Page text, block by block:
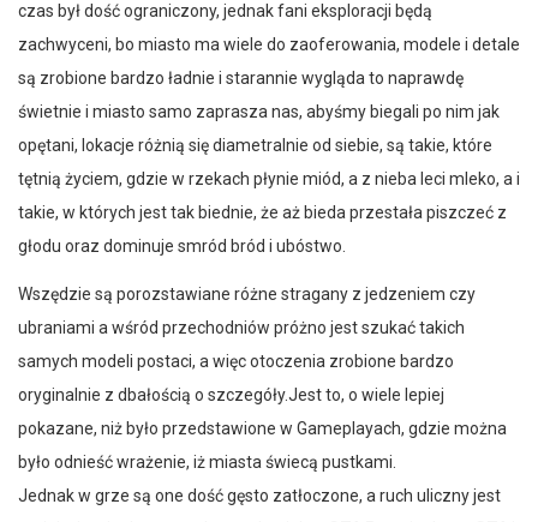
czas był dość ograniczony, jednak fani eksploracji będą
zachwyceni, bo miasto ma wiele do zaoferowania, modele i detale
są zrobione bardzo ładnie i starannie wygląda to naprawdę
świetnie i miasto samo zaprasza nas, abyśmy biegali po nim jak
opętani, lokacje różnią się diametralnie od siebie, są takie, które
tętnią życiem, gdzie w rzekach płynie miód, a z nieba leci mleko, a i
takie, w których jest tak biednie, że aż bieda przestała piszczeć z
głodu oraz dominuje smród bród i ubóstwo.
Wszędzie są porozstawiane różne stragany z jedzeniem czy
ubraniami a wśród przechodniów próżno jest szukać takich
samych modeli postaci, a więc otoczenia zrobione bardzo
oryginalnie z dbałością o szczegóły.Jest to, o wiele lepiej
pokazane, niż było przedstawione w Gameplayach, gdzie można
było odnieść wrażenie, iż miasta świecą pustkami.
Jednak w grze są one dość gęsto zatłoczone, a ruch uliczny jest